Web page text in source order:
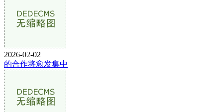
2026-02-02
的合作将愈发集中